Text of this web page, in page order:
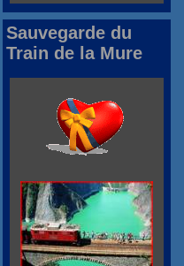
Sauvegarde du
Train de la Mure